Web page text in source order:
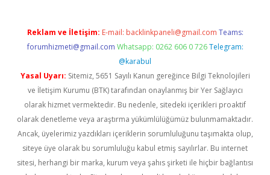
Reklam ve İletişim: E-mail: backlinkpaneli@gmail.com Teams:
forumhizmeti@gmail.com Whatsapp: 0262 606 0 726 Telegram:
@karabul
Yasal Uyarı: Sitemiz, 5651 Sayılı Kanun gereğince Bilgi Teknolojileri
ve İletişim Kurumu (BTK) tarafından onaylanmış bir Yer Sağlayıcı
olarak hizmet vermektedir. Bu nedenle, sitedeki içerikleri proaktif
olarak denetleme veya araştırma yükümlülüğümüz bulunmamaktadır.
Ancak, üyelerimiz yazdıkları içeriklerin sorumluluğunu taşımakta olup,
siteye üye olarak bu sorumluluğu kabul etmiş sayılırlar. Bu internet
sitesi, herhangi bir marka, kurum veya şahıs şirketi ile hiçbir bağlantısı